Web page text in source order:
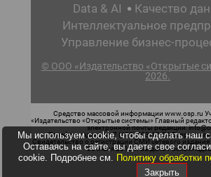
Data & AI
Качество
Интеллектуальное
Управление бизнес-
© ООО «Издательство «Открытые
2026.
Средство массовой информации www.osp.ru
«Издательство «Открытые системы» Главный
электронной почты редакции:
Телефон редакции: 7 (499) 703-18-54
Свидетельство о регистрации СМИ сетевого
05 июня 2015 г. выдано
Мы используем cookie, чтобы сделать наш
Оставаясь на сайте, вы даете свое
cookie. Подробнее см. Политику обработки
Закрыть